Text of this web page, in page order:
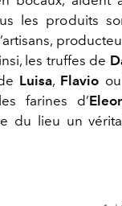
les produits
les truffes de
Luisa, Flavio ou
farines d’
du lieu un